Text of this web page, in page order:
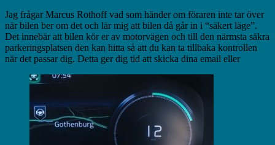
Jag frågar Marcus Rothoff vad som händer om föraren inte tar över
när bilen ber om det och lär mig att bilen då går in i “säkert läge”.
Det innebär att bilen kör er av motorvägen och till den närmsta säkra
parkeringsplatsen den kan hitta så att du kan ta tillbaka kontrollen
när det passar dig. Detta ger dig tid att skicka dina email eller